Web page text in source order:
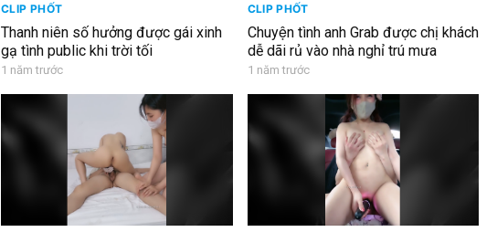
CLIP PHỐT
Thanh niên số hưởng được gái xinh
gạ tình public khi trời tối
1 năm trước
CLIP PHỐT
Chuyện tình anh Grab được chị khách
dễ dãi rủ vào nhà nghỉ trú mưa
1 năm trước